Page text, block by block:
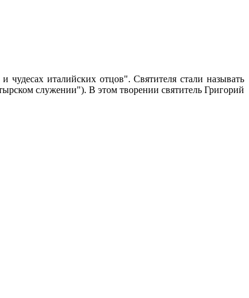
италийских отцов". Святителя стали называть
служении"). В этом творении святитель Григорий